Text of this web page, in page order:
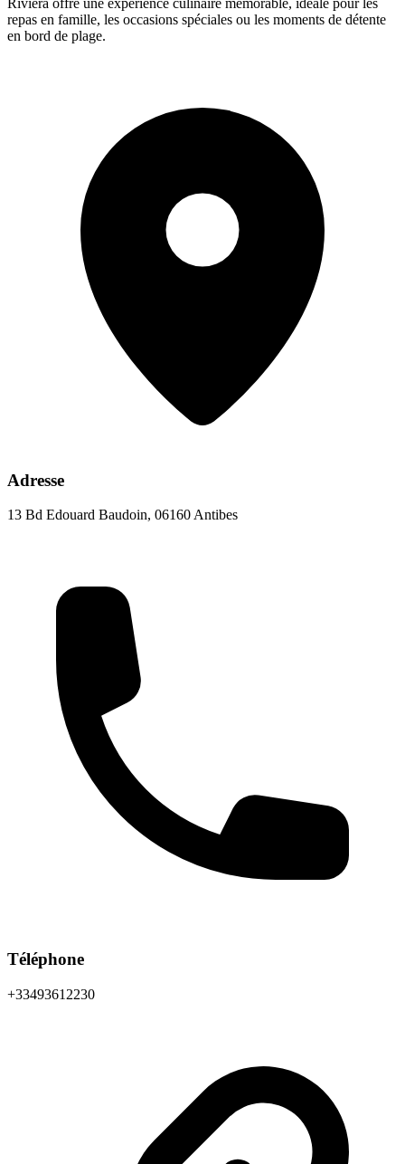
repas en famille, les occasions spéciales ou les moments de détente
en bord de plage.
Adresse
13 Bd Edouard Baudoin, 06160 Antibes
Téléphone
+33493612230